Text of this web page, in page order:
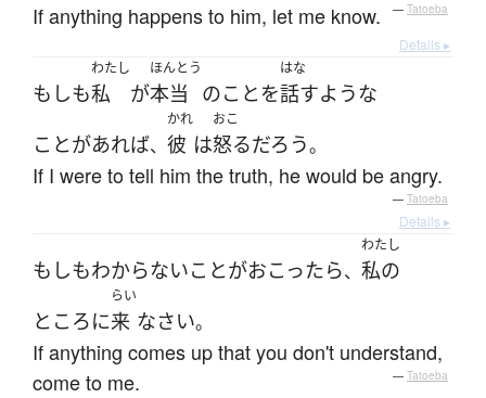
If anything happens to him, let me know. — Tatoeba
Details ▸
もしも
わたし
私 が
ほんとう
本当 のことを
はな
話すような
ことがあれば、
かれ
彼 は
おこ
怒るだろう。
If I were to tell him the truth, he would be angry.
— Tatoeba
Details ▸
もしもわからないことがおこったら、
わたし
私の
ところに
らい
来 なさい。
If anything comes up that you don't understand,
come to me.
— Tatoeba